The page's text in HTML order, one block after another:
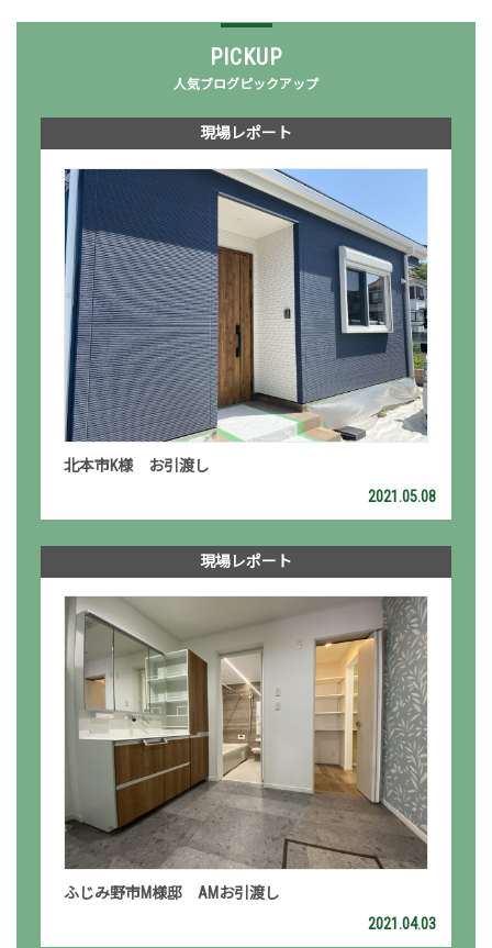
PICKUP
人気ブログピックアップ
現場レポート
北本市K様 お引渡し
2021.05.08
現場レポート
ふじみ野市M様邸 AMお引渡し
2021.04.03